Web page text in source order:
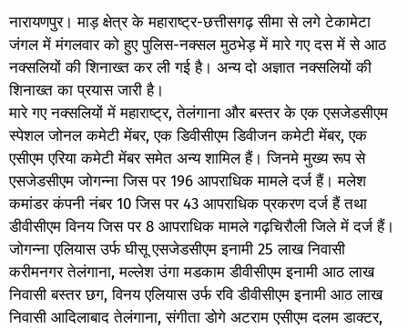
नारायणपुर। माड़ क्षेत्र के महाराष्ट्र-छत्तीसगढ़ सीमा से लगे टेकामेटा
जंगल में मंगलवार को हुए पुलिस-नक्सल मुठभेड़ में मारे गए दस में से आठ
नक्सलियों की शिनाख्त कर ली गई है। अन्य दो अज्ञात नक्सलियों की
शिनाख्त का प्रयास जारी है।
मारे गए नक्सलियों में महाराष्ट्र, तेलंगाना और बस्तर के एक एसजेडसीएम
स्पेशल जोनल कमेटी मेंबर, एक डिवीसीएम डिवीजन कमेटी मेंबर, एक
एसीएम एरिया कमेटी मेंबर समेत अन्य शामिल हैं। जिनमे मुख्य रूप से
एसजेडसीएम जोगन्ना जिस पर 196 आपराधिक मामले दर्ज हैं। मलेश
कमांडर कंपनी नंबर 10 जिस पर 43 आपराधिक प्रकरण दर्ज हैं तथा
डीवीसीएम विनय जिस पर 8 आपराधिक मामले गढ़चिरौली जिले में दर्ज हैं।
जोगन्ना एलियास उर्फ घीसू एसजेडसीएम इनामी 25 लाख निवासी
करीमनगर तेलंगाना, मल्लेश उंगा मडकाम डीवीसीएम इनामी आठ लाख
निवासी बस्तर छग, विनय एलियास उर्फ रवि डीवीसीएम इनामी आठ लाख
निवासी आदिलाबाद तेलंगाना, संगीता डोगे अटराम एसीएम दलम डाक्टर,